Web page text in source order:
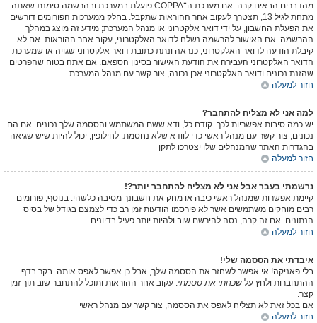
מהדברים הבאים קרה. אם מערכת ה־COPPA פועלת במערכת ובהרשמה סימנת שאתה
מתחת לגיל 13, תצטרך לעקוב אחר ההוראות שתקבל. בחלק ממערכות הפורומים דורשים
את הפעלת החשבון, על ידי דואר אלקטרוני או מנהל המערכת; מידע זה מוצג במהלך
ההרשמה. אם האישור להרשמה נשלח לדואר האלקטרוני, עקוב אחר ההוראות. אם לא
קיבלת הודעה לדואר האלקטרוני, כנראה ונתת כתובת דואר אלקטרוני שגויה או שמערכת
הדואר האלקטרוני העבירה את הודעת האישור בסינון הספאם. אם אתה בטוח שהפרטים
שהזנת נכונים ודואר האלקטרוני אכן נכונה, צור קשר עם מנהל המערכת.
חזור למעלה
למה אני לא מצליח להתחבר?
יש כמה סיבות אפשריות לכך. קודם כל, ודא ששם המשתמש והססמה שלך נכונים. אם הם
נכונים, צור קשר עם מנהל ראשי כדי לוודא שלא נחסמת. לחילופין, יכול להיות שיש שגיאה
בהגדרות האתר שהמנהלים שלו יצטרכו לתקן
חזור למעלה
נרשמתי בעבר אבל אני לא מצליח להתחבר יותר?!
קיימת אפשרות שמנהל ראשי כיבה או מחק את חשבונך מסיבה כלשהי. בנוסף, פורומים
רבים מוחקים משתמשים אשר לא פירסמו הודעות זמן רב כדי לצמצם בגודל של בסיס
הנתונים. אם זה קרה, נסה להירשם שוב ולהיות יותר פעיל בדיונים.
חזור למעלה
איבדתי את הססמה שלי!
בלי פאניקה! אי אפשר לשחזר את הססמה שלך, אבל כן אפשר לאפס אותה. בקר בדף
ההתחברות ולחץ על שכחתי את ססמתי. עקוב אחר ההוראות ותוכל להתחבר שוב תוך זמן
קצר.
אם בכל זאת לא תצליח לאפס את הססמה, צור קשר עם מנהל ראשי
חזור למעלה